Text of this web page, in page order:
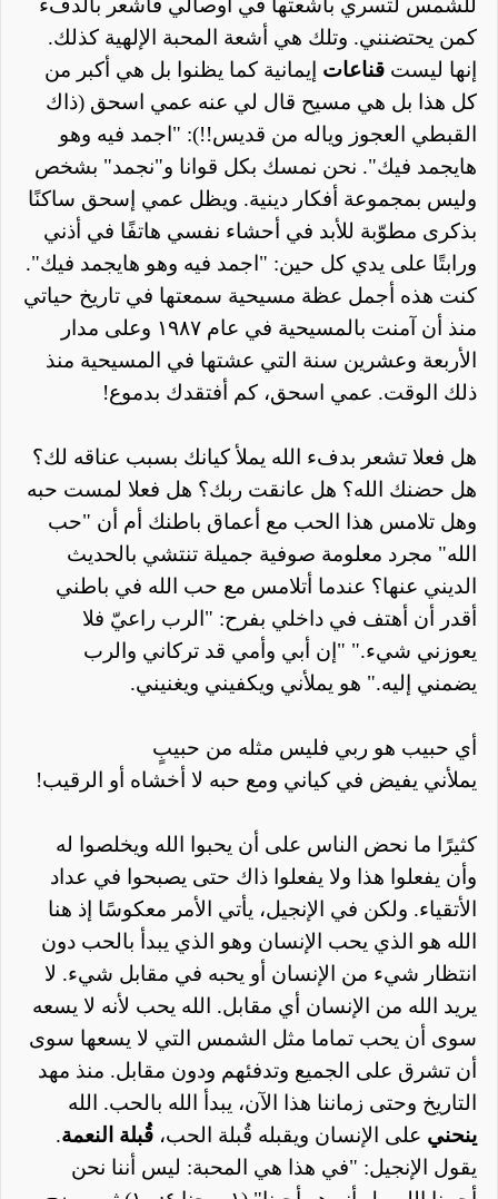
للشمس لتسري بأشعتها في أوصالي فأشعر بالدفء
كمن يحتضنني. وتلك هي أشعة المحبة الإلهية كذلك.
إنها ليست قناعات إيمانية كما يظنوا بل هي أكبر من
كل هذا بل هي مسيح قال لي عنه عمي اسحق (ذاك
القبطي العجوز وياله من قديس!!): "اجمد فيه وهو
هايجمد فيك". نحن نمسك بكل قوانا و"نجمد" بشخص
وليس بمجموعة أفكار دينية. ويظل عمي إسحق ساكنًا
بذكرى مطوّبة للأبد في أحشاء نفسي هاتفًا في أذني
ورابتًا على يدي كل حين: "اجمد فيه وهو هايجمد فيك".
كنت هذه أجمل عظة مسيحية سمعتها في تاريخ حياتي
منذ أن آمنت بالمسيحية في عام ١٩٨٧ وعلى مدار
الأربعة وعشرين سنة التي عشتها في المسيحية منذ
ذلك الوقت. عمي اسحق، كم أفتقدك بدموع!
هل فعلا تشعر بدفء الله يملأ كيانك بسبب عناقه لك؟
هل حضنك الله؟ هل عانقت ربك؟ هل فعلا لمست حبه
وهل تلامس هذا الحب مع أعماق باطنك أم أن "حب
الله" مجرد معلومة صوفية جميلة تنتشي بالحديث
الديني عنها؟ عندما أتلامس مع حب الله في باطني
أقدر أن أهتف في داخلي بفرح: "الرب راعيّ فلا
يعوزني شيء." "إن أبي وأمي قد تركاني والرب
يضمني إليه." هو يملأني ويكفيني ويغنيني.
أي حبيب هو ربي فليس مثله من حبيبٍ
يملأني يفيض في كياني ومع حبه لا أخشاه أو الرقيب!
كثيرًا ما نحض الناس على أن يحبوا الله ويخلصوا له
وأن يفعلوا هذا ولا يفعلوا ذاك حتى يصبحوا في عداد
الأتقياء. ولكن في الإنجيل، يأتي الأمر معكوسًا إذ هنا
الله هو
الذي يحب الإنسان وهو الذي يبدأ بالحب دون
انتظار شيء من الإنسان أو يحبه في مقابل شيء. لا
يريد الله من الإنسان أي مقابل. الله يحب لأنه لا يسعه
سوى أن يحب تماما مثل الشمس التي لا يسعها سوى
أن تشرق على الجميع وتدفئهم ودون مقابل. منذ مهد
التاريخ وحتى زماننا هذا الآن، يبدأ الله بالحب. الله
ينحني على الإنسان ويقبله قُبلة الحب، قُبلة النعمة.
يقول الإنجيل: "في هذا هي المحبة: ليس أننا نحن